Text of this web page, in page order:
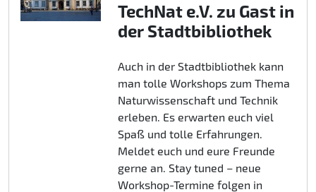
TechNat e.V. zu Gast in
der Stadtbibliothek
Auch in der Stadtbibliothek kann
man tolle Workshops zum Thema
Naturwissenschaft und Technik
erleben. Es erwarten euch viel
Spaß und tolle Erfahrungen.
Meldet euch und eure Freunde
gerne an. Stay tuned – neue
Workshop-Termine folgen in